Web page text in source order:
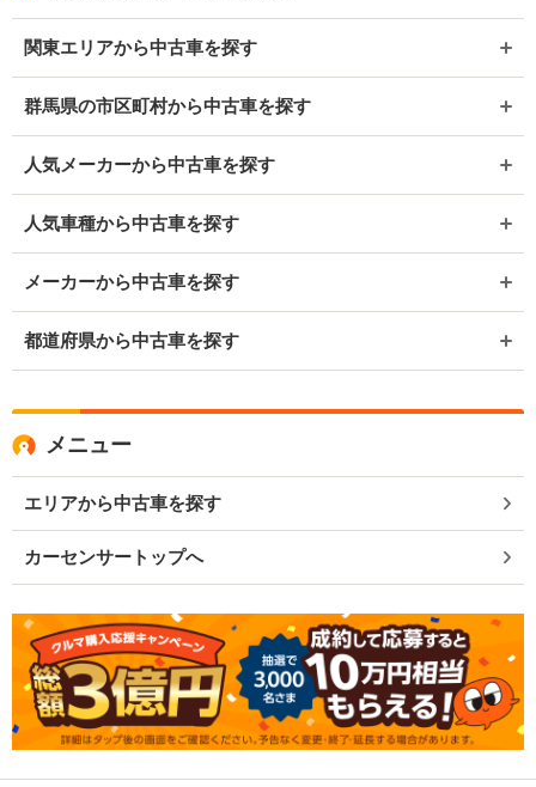
関東エリアから中古車を探す
群馬県の市区町村から中古車を探す
人気メーカーから中古車を探す
人気車種から中古車を探す
メーカーから中古車を探す
都道府県から中古車を探す
メニュー
エリアから中古車を探す
カーセンサートップへ